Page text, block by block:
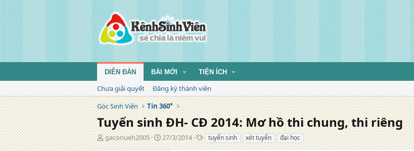
DIỄN ĐÀN BÀI MỚI TIỆN ÍCH
Chưa giải quyết
Đăng ký thành viên
Góc Sinh Viên
Tin 360°
Tuyển sinh ĐH- CĐ 2014: Mơ hồ thi chung, thi riêng
T
á
gaconueh2005
N
g
27/3/2014
T
ừ
tuyển sinh xét tuyển đại học